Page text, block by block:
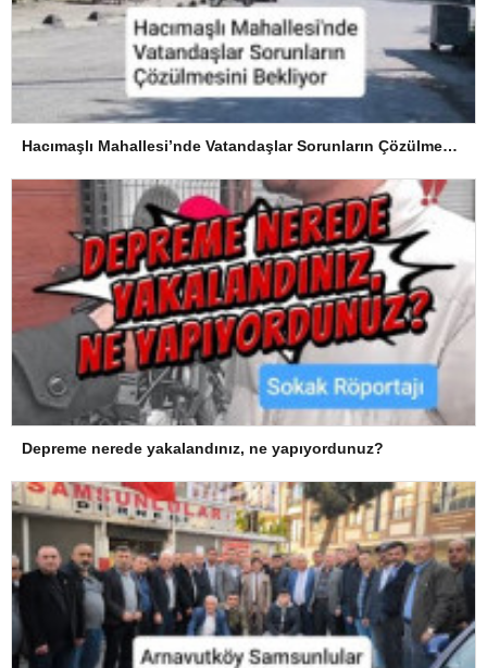
Hacımaşlı Mahallesi’nde Vatandaşlar Sorunların Çözülmesini Bekliyor
Depreme nerede yakalandınız, ne yapıyordunuz?